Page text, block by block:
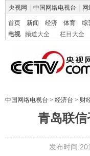
央视网 中国网络电视台
首页 新闻 经济 体育 综
电视
频道大全 栏目大全
中国网络电视台 > 经济台 > 财
青岛联
发布时间